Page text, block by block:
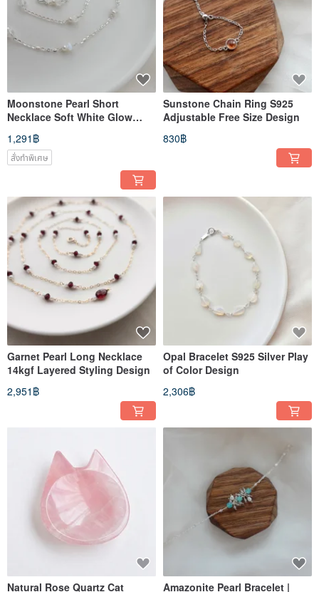
Moonstone Pearl Short
Necklace Soft White Glow
Design
1,291฿
สั่งทำพิเศษ
Sunstone Chain Ring S925
Adjustable Free Size Design
830฿
Garnet Pearl Long Necklace
14kgf Layered Styling Design
2,951฿
Opal Bracelet S925 Silver Play
of Color Design
2,306฿
Natural Rose Quartz Cat Amazonite Pearl Bracelet |